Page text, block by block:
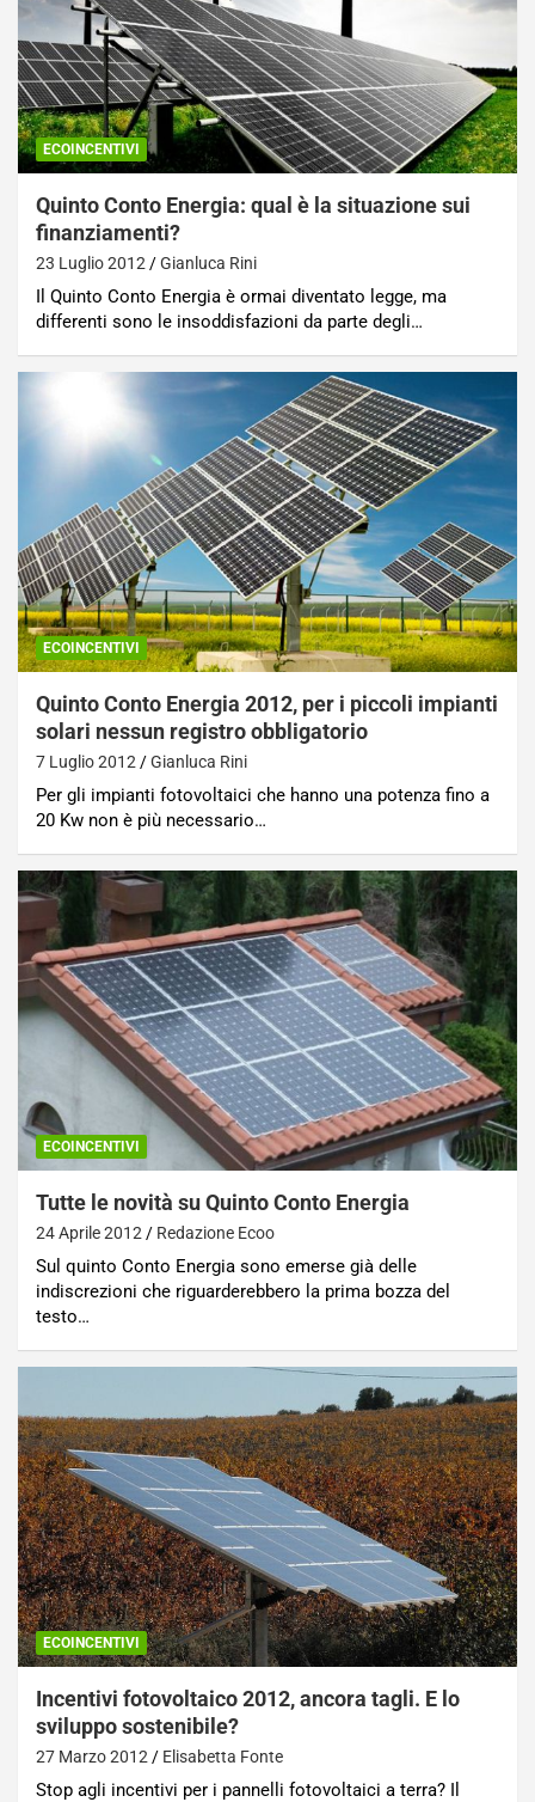
ECOINCENTIVI
Quinto Conto Energia: qual è la situazione sui
finanziamenti?
23 Luglio 2012 Gianluca Rini
Il Quinto Conto Energia è ormai diventato legge, ma
differenti sono le insoddisfazioni da parte degli…
ECOINCENTIVI
Quinto Conto Energia 2012, per i piccoli impianti
solari nessun registro obbligatorio
7 Luglio 2012 Gianluca Rini
Per gli impianti fotovoltaici che hanno una potenza fino a
20 Kw non è più necessario…
ECOINCENTIVI
Tutte le novità su Quinto Conto Energia
24 Aprile 2012 Redazione Ecoo
Sul quinto Conto Energia sono emerse già delle
indiscrezioni che riguarderebbero la prima bozza del
testo…
ECOINCENTIVI
Incentivi fotovoltaico 2012, ancora tagli. E lo
sviluppo sostenibile?
27 Marzo 2012 Elisabetta Fonte
Stop agli incentivi per i pannelli fotovoltaici a terra? Il